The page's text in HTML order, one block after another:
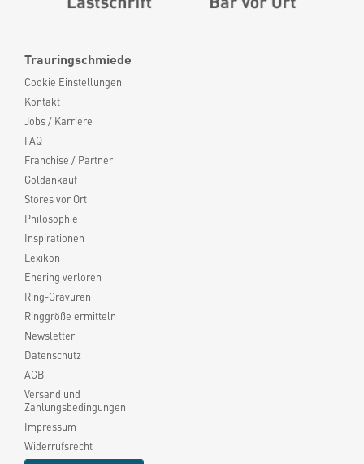
Trauringschmiede
Cookie Einstellungen
Kontakt
Jobs / Karriere
FAQ
Franchise / Partner
Goldankauf
Stores vor Ort
Philosophie
Inspirationen
Lexikon
Ehering verloren
Ring-Gravuren
Ringgröße ermitteln
Newsletter
Datenschutz
AGB
Versand und
Zahlungsbedingungen
Impressum
Widerrufsrecht